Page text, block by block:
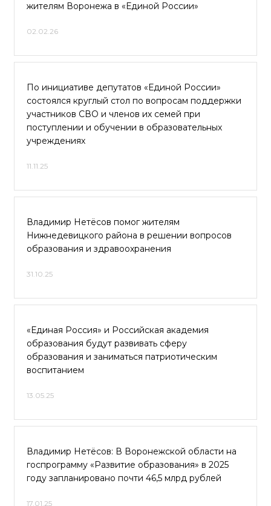
жителям Воронежа в «Единой России»
02.02.26
По инициативе депутатов «Единой России»
состоялся круглый стол по вопросам поддержки
участников СВО и членов их семей при
поступлении и обучении в образовательных
учреждениях
11.11.25
Владимир Нетёсов помог жителям
Нижнедевицкого района в решении вопросов
образования и здравоохранения
31.10.25
«Единая Россия» и Российская академия
образования будут развивать сферу
образования и заниматься патриотическим
воспитанием
13.05.25
Владимир Нетёсов: В Воронежской области на
госпрограмму «Развитие образования» в 2025
году запланировано почти 46,5 млрд рублей
17.01.25